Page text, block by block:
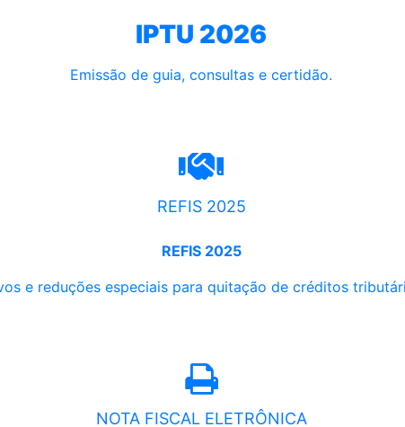
IPTU 2026
Emissão de guia, consultas e certidão.
REFIS 2025
REFIS 2025
e reduções especiais para quitação de créditos
NOTA FISCAL ELETRÔNICA